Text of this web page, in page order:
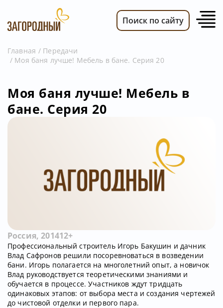
ПЕРЕДАЧИ
ТЕЛЕПРОГРАММА
РЕКЛАМОДАТЕЛЯМ
Поиск по сайту
Главная
Передачи
Моя баня лучше! Мебель в бане. Серия 20
Моя баня лучше! Мебель в
бане. Серия 20
Россия, 201412+
Профессиональный строитель Игорь Бакушин и дачник
Влад Сафронов решили посоревноваться в возведении
бани. Игорь полагается на многолетний опыт, а новичок
Влад руководствуется теоретическими знаниями и
обучается в процессе. Участников ждут тридцать
одинаковых этапов: от выбора места и создания чертежей
до чистовой отделки и первого пара.